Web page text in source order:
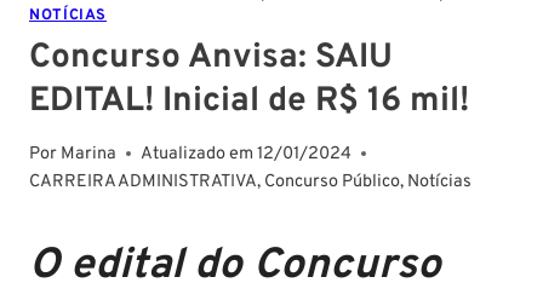
NOTÍCIAS
Concurso Anvisa: SAIU
EDITAL! Inicial de R$ 16 mil!
Por Marina Atualizado em 12/01/2024
CARREIRA ADMINISTRATIVA, Concurso Público, Notícias
O edital do Concurso